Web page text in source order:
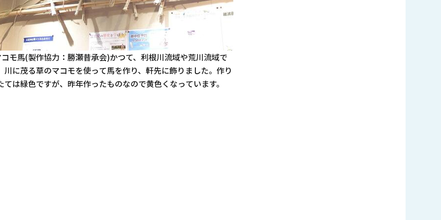
モ馬(製作協力：勝瀬昔承会)かつて、利根川流域や荒川流域で
川に茂る草のマコモを使って馬を作り、軒先に飾りました。作り
ては緑色ですが、昨年作ったものなので黄色くなっています。